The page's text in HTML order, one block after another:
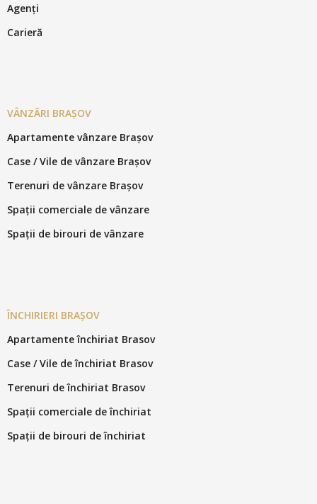
Agenți
Carieră
VÂNZĂRI BRAȘOV
Apartamente vânzare Brașov
Case / Vile de vânzare Brașov
Terenuri de vânzare Brașov
Spații comerciale de vânzare
Spații de birouri de vânzare
ÎNCHIRIERI BRAȘOV
Apartamente închiriat Brasov
Case / Vile de închiriat Brasov
Terenuri de închiriat Brasov
Spații comerciale de închiriat
Spații de birouri de închiriat